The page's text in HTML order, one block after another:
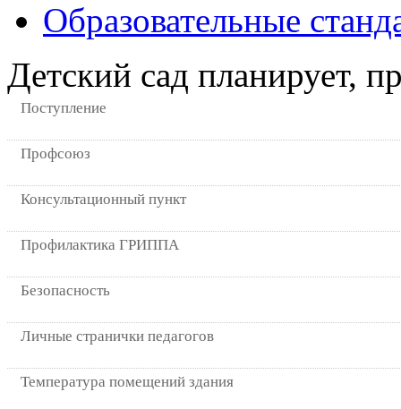
Образовательные
Детский сад планирует,
Поступление
Профсоюз
Консультационный пункт
Профилактика ГРИППА
Безопасность
Личные странички педагогов
Температура помещений здания